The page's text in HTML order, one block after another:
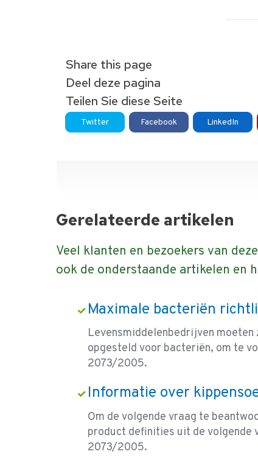
Share this page
Deel deze pagina
Teilen Sie diese Seite
Twitter Facebook LinkedIn
Gerelateerde artikelen
Veel klanten en bezoekers van
ook de onderstaande artikelen en
Maximale bacteriën
Levensmiddelenbedrijven
opgesteld voor bacteriën, om te
2073/2005.
Informatie over
Om de volgende vraag te
product definities uit de volgende
2073/2005.